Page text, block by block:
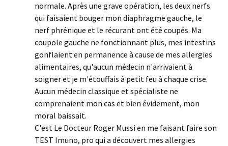
normale. Après une grave opération, les deux nerfs
qui faisaient bouger mon diaphragme gauche, le
nerf phrénique et le récurant ont été coupés. Ma
coupole gauche ne fonctionnant plus, mes intestins
gonflaient en permanence à cause de mes allergies
alimentaires, qu'aucun médecin n'arrivaient à
soigner et je m'étouffais à petit feu à chaque crise.
Aucun médecin classique et spécialiste ne
comprenaient mon cas et bien évidement, mon
moral baissait.
C'est Le Docteur Roger Mussi en me faisant faire son
TEST Imuno, pro qui a découvert mes allergies